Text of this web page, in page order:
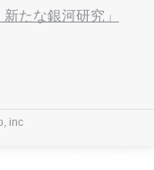
たな銀河研究」
inc